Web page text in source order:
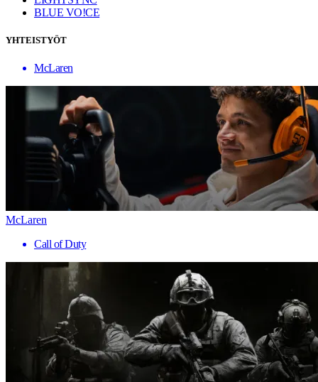
BLUE VO!CE
YHTEISTYÖT
McLaren
McLaren
Call of Duty